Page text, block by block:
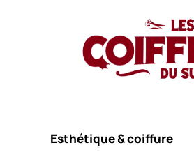
Esthétique & coiffure